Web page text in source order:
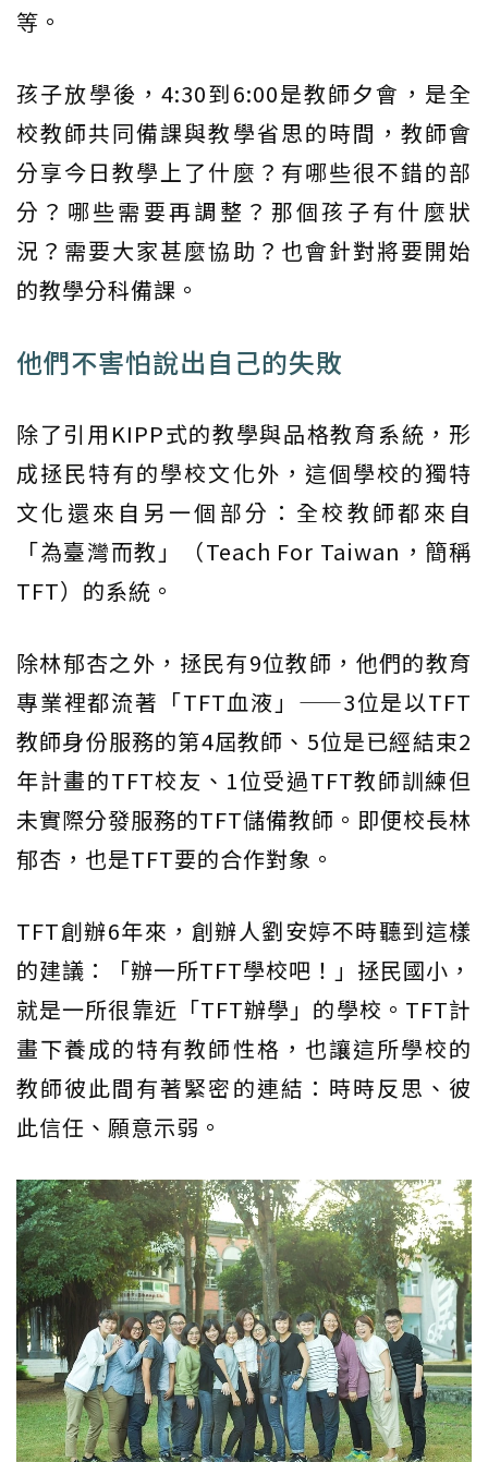
等。
孩子放學後，4:30到6:00是教師夕會，是全
校教師共同備課與教學省思的時間，教師會
分享今日教學上了什麼？有哪些很不錯的部
分？哪些需要再調整？那個孩子有什麼狀
況？需要大家甚麼協助？也會針對將要開始
的教學分科備課。
他們不害怕說出自己的失敗
除了引用KIPP式的教學與品格教育系統，形
成拯民特有的學校文化外，這個學校的獨特
文化還來自另一個部分：全校教師都來自
「為臺灣而教」（Teach For Taiwan，簡稱
TFT）的系統。
除林郁杏之外，拯民有9位教師，他們的教育
專業裡都流著「TFT血液」——3位是以TFT
教師身份服務的第4屆教師、5位是已經結束2
年計畫的TFT校友、1位受過TFT教師訓練但
未實際分發服務的TFT儲備教師。即便校長林
郁杏，也是TFT要的合作對象。
TFT創辦6年來，創辦人劉安婷不時聽到這樣
的建議：「辦一所TFT學校吧！」拯民國小，
就是一所很靠近「TFT辦學」的學校。TFT計
畫下養成的特有教師性格，也讓這所學校的
教師彼此間有著緊密的連結：時時反思、彼
此信任、願意示弱。